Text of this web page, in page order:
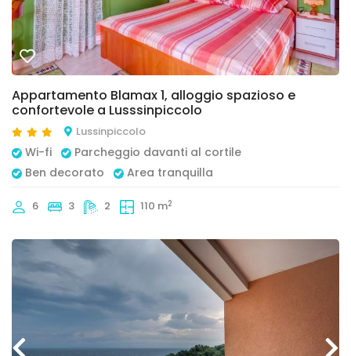
Appartamento Blamax 1, alloggio spazioso e
confortevole a Lusssinpiccolo
Lussinpiccolo
Wi-fi
Parcheggio davanti al cortile
Ben decorato
Area tranquilla
6 3 2 110 m2